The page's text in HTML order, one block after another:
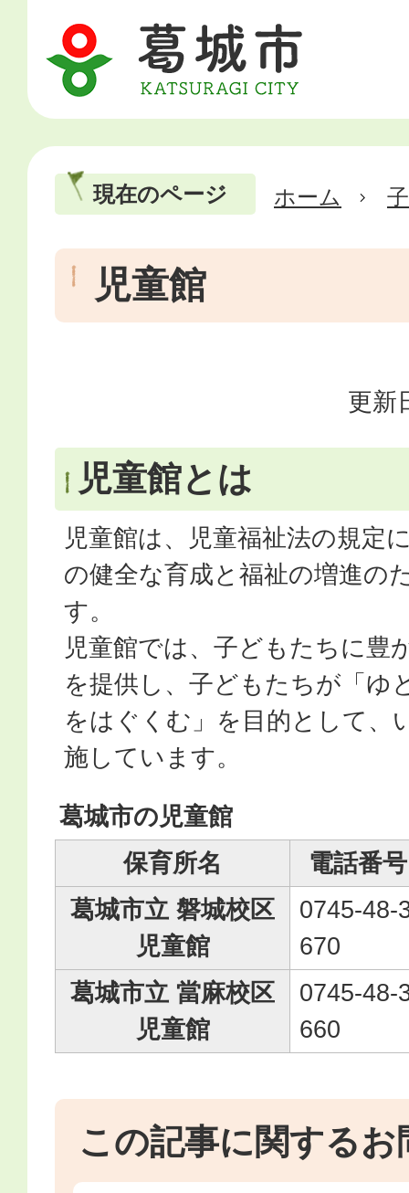
現在のページ ホーム
児童館
更新
児童館とは
児童館は、児童福祉法の規定
の健全な育成と福祉の増進の
す。
児童館では、子どもたちに豊
を提供し、子どもたちが「ゆ
をはぐくむ」を目的として、
施しています。
葛城市の児童館
保育所名
電話番号
葛城市立 磐城校区
児童館
0745-48-
670
葛城市立 當麻校区
児童館
0745-48-
660
この記事に関するお